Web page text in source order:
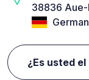
38836
¿Es usted